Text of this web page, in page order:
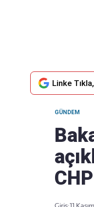
Linke
GÜNDEM